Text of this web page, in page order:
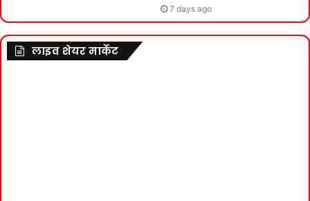
7 days ago
लाइव शेयर मार्केट